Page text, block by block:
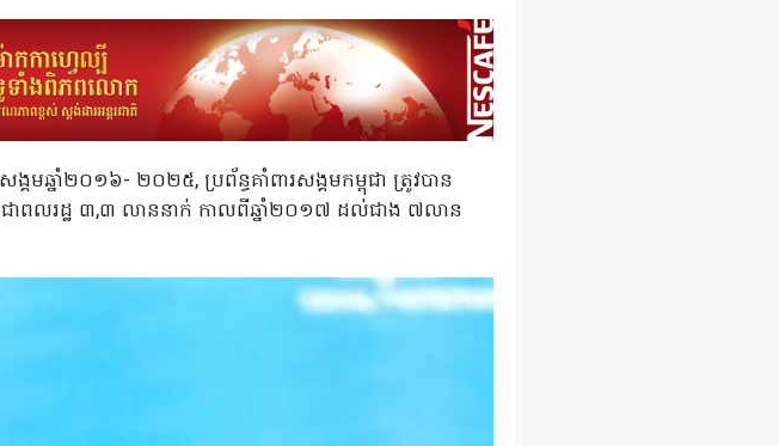
មឆ្នាំ២០១៦- ២០២៥, ប្រព័ន្ធគាំពារសង្គមកម្ពុជា ត្រូវបាន
ាពលរដ្ឋ ៣,៣ លាននាក់ កាលពីឆ្នាំ២០១៧ ដល់ជាង ៧លាន